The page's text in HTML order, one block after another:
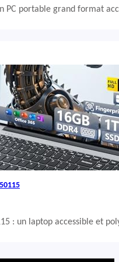
PC portable grand format
: un laptop accessible